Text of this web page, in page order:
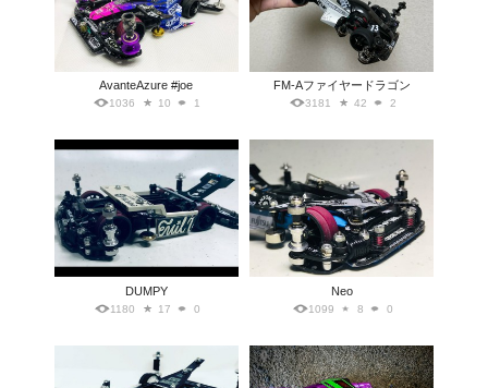
AvanteAzure #joe
1036 10 1
FM-Aファイヤードラゴン
3181 42 2
DUMPY
1180 17 0
Neo
1099 8 0